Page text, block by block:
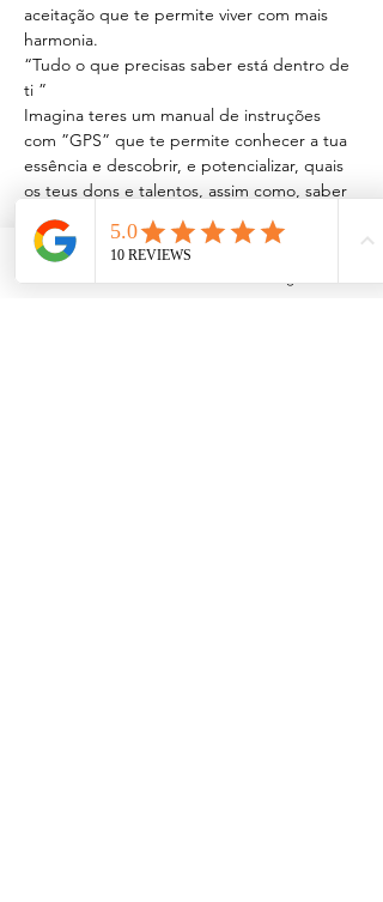
aceitação que te permite viver com mais
harmonia.
“Tudo o que precisas saber está dentro de
ti ”
Imagina teres um manual de instruções
com ”GPS” que te permite conhecer a tua
essência e descobrir, e potencializar, quais
os teus dons e talentos, assim como, saber
quais as tuas vulnerabilidades e como lidar
com elas.
Vivemos num mundo que nos condiciona,…